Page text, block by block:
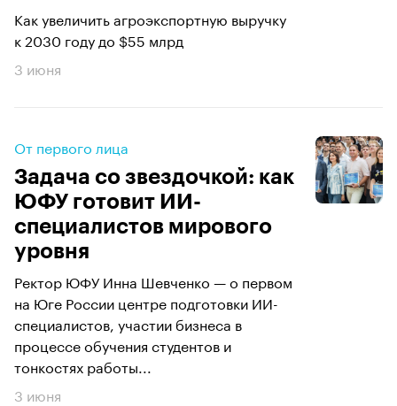
Как увеличить агроэкспортную выручку
к 2030 году до $55 млрд
3 июня
От первого лица
Задача со звездочкой: как
ЮФУ готовит ИИ-
специалистов мирового
уровня
Ректор ЮФУ Инна Шевченко — о первом
на Юге России центре подготовки ИИ-
специалистов, участии бизнеса в
процессе обучения студентов и
тонкостях работы...
3 июня